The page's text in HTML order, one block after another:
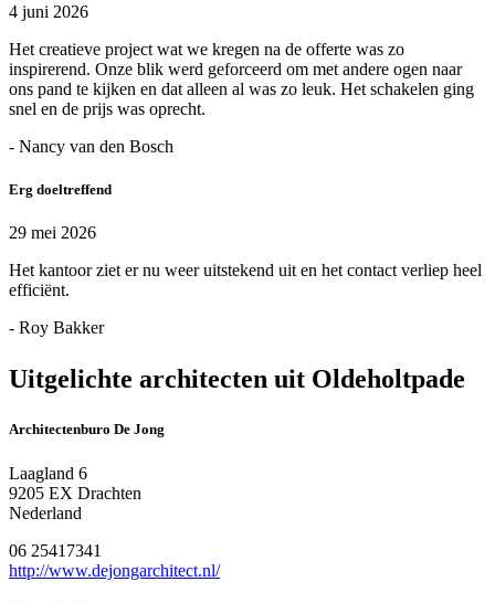
4 juni 2026
Het creatieve project wat we kregen na de offerte was zo
inspirerend. Onze blik werd geforceerd om met andere ogen naar
ons pand te kijken en dat alleen al was zo leuk. Het schakelen ging
snel en de prijs was oprecht.
- Nancy van den Bosch
Erg doeltreffend
29 mei 2026
Het kantoor ziet er nu weer uitstekend uit en het contact verliep heel
efficiënt.
- Roy Bakker
Uitgelichte architecten uit Oldeholtpade
Architectenburo De Jong
Laagland 6
9205 EX Drachten
Nederland
06 25417341
http://www.dejongarchitect.nl/